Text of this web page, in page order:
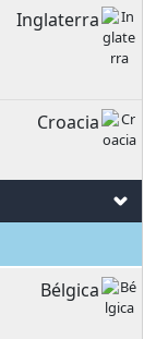
Inglaterra
Croacia
Bélgica